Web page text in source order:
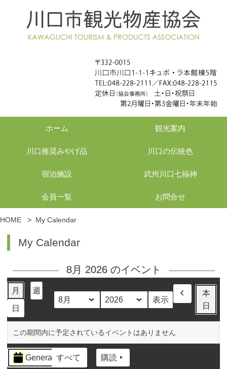
ホーム 観光案内
川口推奨みやげ品 川口の伝統色
宿泊施設 武州川口七福神
会員一覧 お問合せ
HOME > My Calendar
My Calendar
8月 2026 のイベント
月 週
日 月
年
本
日
この期間内に予定されているイベントはありません
イ
ベ
General すべて 購読